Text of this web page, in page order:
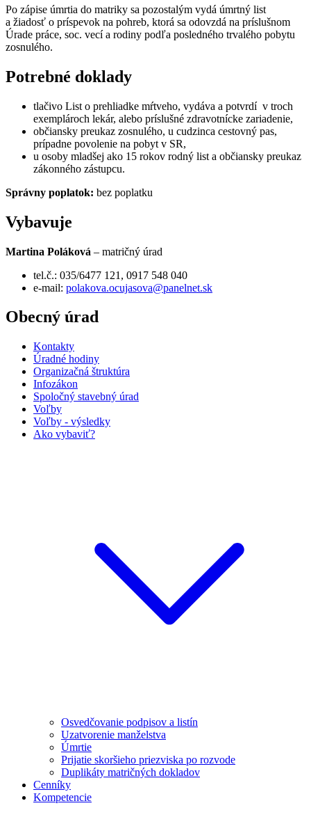
Po zápise úmrtia do matriky sa pozostalým vydá úmrtný list
a žiadosť o príspevok na pohreb, ktorá sa odovzdá na príslušnom
Úrade práce, soc. vecí a rodiny podľa posledného trvalého pobytu
zosnulého.
Potrebné doklady
tlačivo List o prehliadke mŕtveho, vydáva a potvrdí v troch
exemplároch lekár, alebo príslušné zdravotnícke zariadenie,
občiansky preukaz zosnulého, u cudzinca cestovný pas,
prípadne povolenie na pobyt v SR,
u osoby mladšej ako 15 rokov rodný list a občiansky preukaz
zákonného zástupcu.
Správny poplatok: bez poplatku
Vybavuje
Martina Poláková – matričný úrad
tel.č.: 035/6477 121, 0917 548 040
e-mail: polakova.ocujasova@panelnet.sk
Obecný úrad
Kontakty
Úradné hodiny
Organizačná štruktúra
Infozákon
Spoločný stavebný úrad
Voľby
Voľby - výsledky
Ako vybaviť?
Osvedčovanie podpisov a listín
Uzatvorenie manželstva
Úmrtie
Prijatie skoršieho priezviska po rozvode
Duplikáty matričných dokladov
Cenníky
Kompetencie